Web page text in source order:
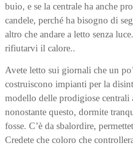
buio, e se la centrale ha anche
candele, perché ha bisogno di
altro che andare a letto senza
rifiutarvi il calore..
Avete letto sui giornali che un
costruiscono impianti per la
modello delle prodigiose centrali
nonostante questo, dormite
fosse. C’è da sbalordire,
Credete che coloro che